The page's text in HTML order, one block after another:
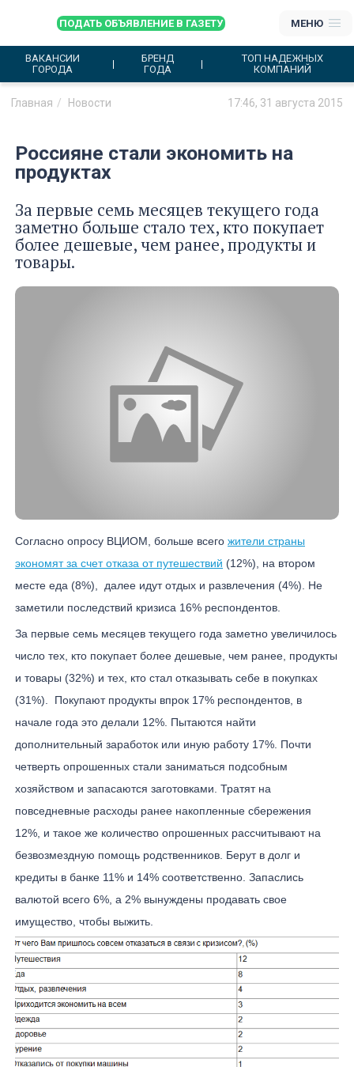
ПОДАТЬ ОБЪЯВЛЕНИЕ В ГАЗЕТУ МЕНЮ
ВАКАНСИИ
ГОРОДА
БРЕНД
ГОДА
ТОП НАДЕЖНЫХ
КОМПАНИЙ
Главная Новости 17:46, 31 августа 2015
Россияне стали экономить на
продуктах
За первые семь месяцев текущего года
заметно больше стало тех, кто покупает
более дешевые, чем ранее, продукты и
товары.
Согласно опросу ВЦИОМ, больше всего жители страны
экономят за счет отказа от путешествий (12%), на втором
месте еда (8%), далее идут отдых и развлечения (4%). Не
заметили последствий кризиса 16% респондентов.
За первые семь месяцев текущего года заметно увеличилось
число тех, кто покупает более дешевые, чем ранее, продукты
и товары (32%) и тех, кто стал отказывать себе в покупках
(31%). Покупают продукты впрок 17% респондентов, в
начале года это делали 12%. Пытаются найти
дополнительный заработок или иную работу 17%. Почти
четверть опрошенных стали заниматься подсобным
хозяйством и запасаются заготовками. Тратят на
повседневные расходы ранее накопленные сбережения
12%, и такое же количество опрошенных рассчитывают на
безвозмездную помощь родственников. Берут в долг и
кредиты в банке 11% и 14% соответственно. Запаслись
валютой всего 6%, а 2% вынуждены продавать свое
имущество, чтобы выжить.